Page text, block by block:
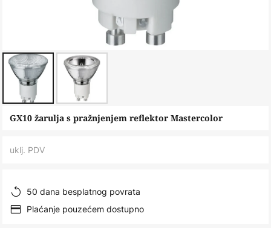
Skip
beginning
the
images
GX10 žarulja s pražnjenjem reflektor Mastercolor
uklj. PDV
50 dana besplatnog povrata
Plaćanje pouzećem dostupno